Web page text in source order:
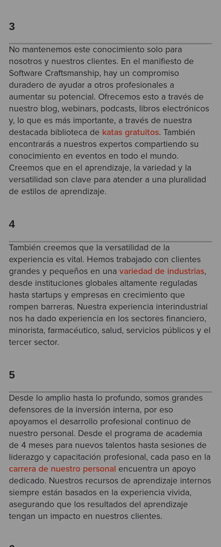
3
No mantenemos este conocimiento solo para
nosotros y nuestros clientes. En el manifiesto de
Software Craftsmanship, hay un compromiso
duradero de ayudar a otros profesionales a
aumentar su potencial. Ofrecemos esto a través de
nuestro blog, webinars, podcasts, libros electrónicos
y, lo que es más importante, a través de nuestra
destacada biblioteca de katas gratuitos. También
encontrarás a nuestros expertos compartiendo su
conocimiento en eventos en todo el mundo.
Creemos que en el aprendizaje, la variedad y la
versatilidad son clave para atender a una pluralidad
de estilos de aprendizaje.
4
También creemos que la versatilidad de la
experiencia es vital. Hemos trabajado con clientes
grandes y pequeños en una variedad de industrias,
desde instituciones globales altamente reguladas
hasta startups y empresas en crecimiento que
rompen barreras. Nuestra experiencia interindustrial
nos ha dado experiencia en los sectores financiero,
minorista, farmacéutico, salud, servicios públicos y el
tercer sector.
5
Desde lo amplio hasta lo profundo, somos grandes
defensores de la inversión interna, por eso
apoyamos el desarrollo profesional continuo de
nuestro personal. Desde el programa de academia
de 4 meses para nuevos talentos hasta sesiones de
liderazgo y capacitación profesional, cada paso en la
carrera de nuestro personal encuentra un apoyo
dedicado. Nuestros recursos de aprendizaje internos
siempre están basados en la experiencia vivida,
asegurando que los resultados del aprendizaje
tengan un impacto en nuestros clientes.